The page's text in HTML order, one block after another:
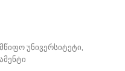
უნივერსიტეტი,